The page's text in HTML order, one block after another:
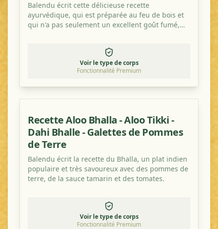
Balendu écrit cette délicieuse recette
ayurvédique, qui est préparée au feu de bois et
qui n'a pas seulement un excellent goût fumé,
Voir le type de corps
Fonctionnalité Premium
Recette Aloo Bhalla - Aloo Tikki -
Dahi Bhalle - Galettes de Pommes
de Terre
Balendu écrit la recette du Bhalla, un plat indien
populaire et très savoureux avec des pommes de
terre, de la sauce tamarin et des tomates.
Voir le type de corps
Fonctionnalité Premium